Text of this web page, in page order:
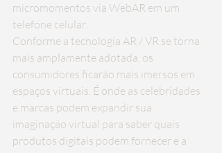
micromomentos via WebAR em um
telefone celular.
Conforme a tecnologia AR / VR se torna
mais amplamente adotada, os
consumidores ficarão mais imersos em
espaços virtuais. É onde as celebridades
e marcas podem expandir sua
imaginação virtual para saber quais
produtos digitais podem fornecer e a